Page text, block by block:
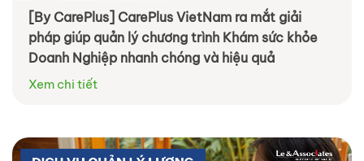
[By CarePlus] CarePlus VietNam ra mắt giải
pháp giúp quản lý chương trình Khám sức khỏe
Doanh Nghiệp nhanh chóng và hiệu quả
Xem chi tiết